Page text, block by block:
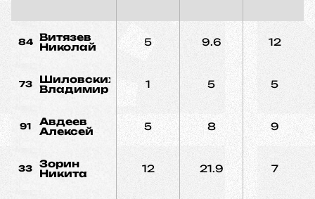
84
Витязев
Николай
5 9.6 12
73
Шиловских
Владимир
1 5 5
91
Авдеев
Алексей
5 8 9
33
Зорин
Никита
12 21.9 7